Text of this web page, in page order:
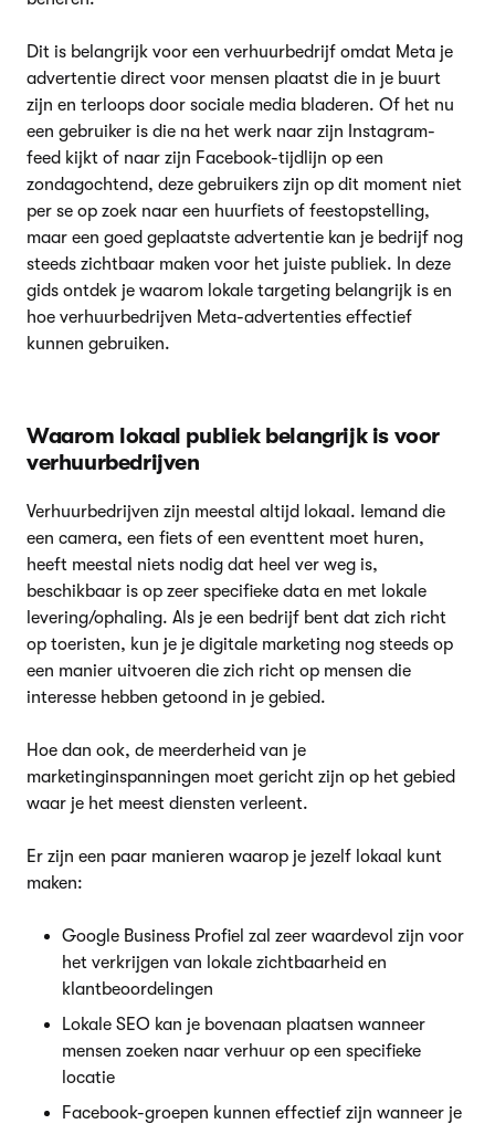
Dit is belangrijk voor een verhuurbedrijf omdat Meta je
advertentie direct voor mensen plaatst die in je buurt
zijn en terloops door sociale media bladeren. Of het nu
een gebruiker is die na het werk naar zijn Instagram-
feed kijkt of naar zijn Facebook-tijdlijn op een
zondagochtend, deze gebruikers zijn op dit moment niet
per se op zoek naar een huurfiets of feestopstelling,
maar een goed geplaatste advertentie kan je bedrijf nog
steeds zichtbaar maken voor het juiste publiek. In deze
gids ontdek je waarom lokale targeting belangrijk is en
hoe verhuurbedrijven Meta-advertenties effectief
kunnen gebruiken.
Waarom lokaal publiek belangrijk is voor
verhuurbedrijven
Verhuurbedrijven zijn meestal altijd lokaal. Iemand die
een camera, een fiets of een eventtent moet huren,
heeft meestal niets nodig dat heel ver weg is,
beschikbaar is op zeer specifieke data en met lokale
levering/ophaling. Als je een bedrijf bent dat zich richt
op toeristen, kun je je digitale marketing nog steeds op
een manier uitvoeren die zich richt op mensen die
interesse hebben getoond in je gebied.
Hoe dan ook, de meerderheid van je
marketinginspanningen moet gericht zijn op het gebied
waar je het meest diensten verleent.
Er zijn een paar manieren waarop je jezelf lokaal kunt
maken:
Google Business Profiel zal zeer waardevol zijn voor
het verkrijgen van lokale zichtbaarheid en
klantbeoordelingen
Lokale SEO kan je bovenaan plaatsen wanneer
mensen zoeken naar verhuur op een specifieke
locatie
Facebook-groepen kunnen effectief zijn wanneer je